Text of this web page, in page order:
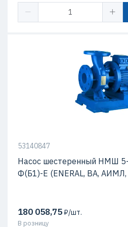
53140847
Насос шестеренный НМШ
Ф(Б1)-Е (ENERAL, ВА,
180 058,75₽/шт.
В розницу